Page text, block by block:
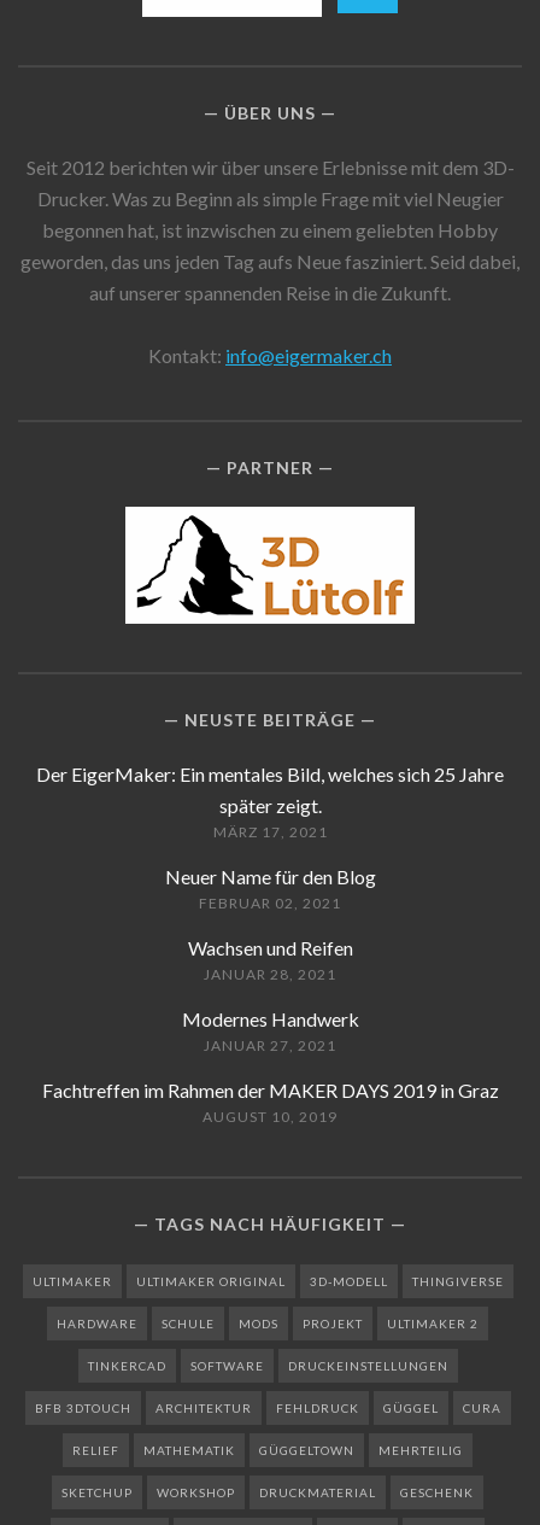
ÜBER UNS
Seit 2012 berichten wir über unsere Erlebnisse mit dem 3D-
Drucker. Was zu Beginn als simple Frage mit viel Neugier
begonnen hat, ist inzwischen zu einem geliebten Hobby
geworden, das uns jeden Tag aufs Neue fasziniert. Seid dabei,
auf unserer spannenden Reise in die Zukunft.
Kontakt: info@eigermaker.ch
PARTNER
NEUSTE BEITRÄGE
Der EigerMaker: Ein mentales Bild, welches sich 25 Jahre
später zeigt.
MÄRZ 17, 2021
Neuer Name für den Blog
FEBRUAR 02, 2021
Wachsen und Reifen
JANUAR 28, 2021
Modernes Handwerk
JANUAR 27, 2021
Fachtreffen im Rahmen der MAKER DAYS 2019 in Graz
AUGUST 10, 2019
TAGS NACH HÄUFIGKEIT
ULTIMAKER ULTIMAKER ORIGINAL 3D-MODELL THINGIVERSE
HARDWARE SCHULE MODS PROJEKT ULTIMAKER 2
TINKERCAD SOFTWARE DRUCKEINSTELLUNGEN
BFB 3DTOUCH ARCHITEKTUR FEHLDRUCK GÜGGEL CURA
RELIEF MATHEMATIK GÜGGELTOWN MEHRTEILIG
SKETCHUP WORKSHOP DRUCKMATERIAL GESCHENK